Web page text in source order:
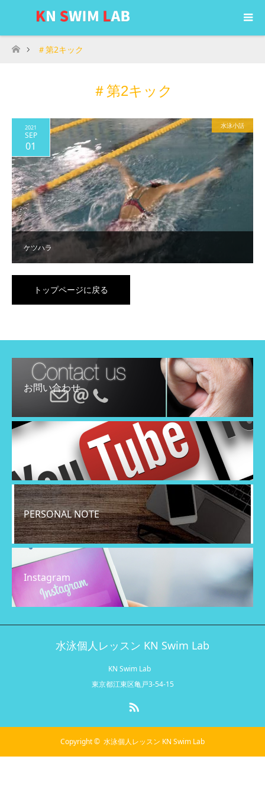
ホーム
＃第2キック
＃第2キック
ケツハラ
2021
SEP
01
水泳小話
トップページに戻る
お問い合わせ
PERSONAL NOTE
Instagram
水泳個人レッスン KN Swim Lab
KN Swim Lab
東京都江東区亀戸3-54-15
Copyright © 水泳個人レッスン KN Swim Lab